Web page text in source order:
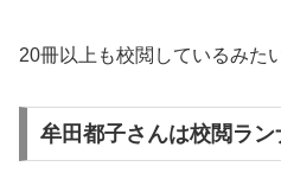
20冊以上も校閲しているみた
牟田都子さんは校閲ラン